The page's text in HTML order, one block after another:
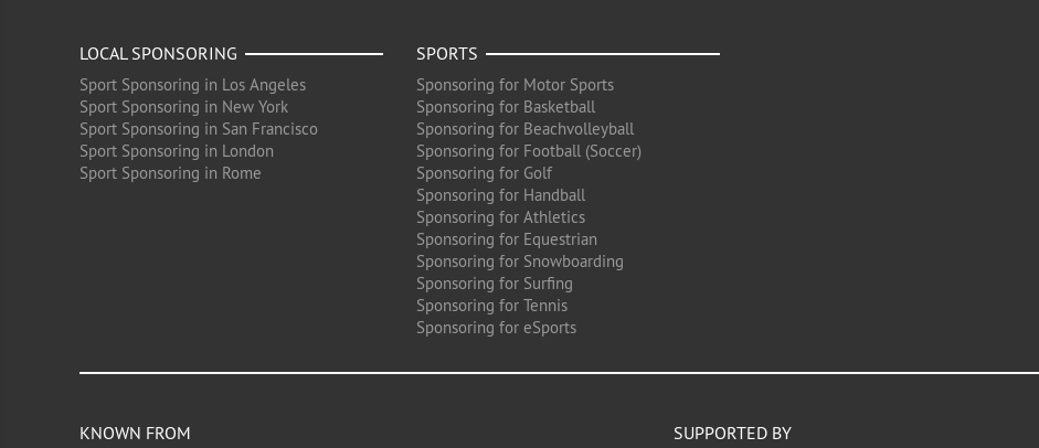
LOCAL SPONSORING
Sport Sponsoring in Los Angeles
Sport Sponsoring in New York
Sport Sponsoring in San Francisco
Sport Sponsoring in London
Sport Sponsoring in Rome
SPORTS
Sponsoring for Motor Sports
Sponsoring for Basketball
Sponsoring for Beachvolleyball
Sponsoring for Football (Soccer)
Sponsoring for Golf
Sponsoring for Handball
Sponsoring for Athletics
Sponsoring for Equestrian
Sponsoring for Snowboarding
Sponsoring for Surfing
Sponsoring for Tennis
Sponsoring for eSports
KNOWN FROM SUPPORTED BY